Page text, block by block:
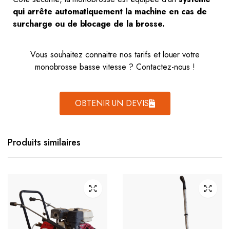
qui arrête automatiquement la machine en cas de
surcharge ou de blocage de la brosse.
Vous souhaitez connaitre nos tarifs et louer votre
monobrosse basse vitesse ? Contactez-nous !
OBTENIR UN DEVIS
Produits similaires